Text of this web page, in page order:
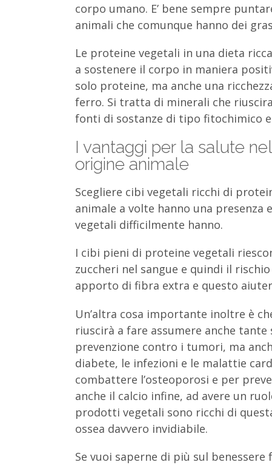
corpo umano. E’ bene sempre
animali che comunque hanno dei
Le proteine vegetali in una dieta
a sostenere il corpo in maniera
solo proteine, ma anche una
ferro. Si tratta di minerali che
fonti di sostanze di tipo fitochimico e
I vantaggi per la salute
origine animale
Scegliere cibi vegetali ricchi di
animale a volte hanno una presenza
vegetali difficilmente hanno.
I cibi pieni di proteine vegetali
zuccheri nel sangue e quindi il
apporto di fibra extra e questo
Un’altra cosa importante inoltre è
riuscirà a fare assumere anche
prevenzione contro i tumori, ma
diabete, le infezioni e le malattie
combattere l’osteoporosi e per
anche il calcio infine, ad avere un
prodotti vegetali sono ricchi di
ossea davvero invidiabile.
Se vuoi saperne di più sul